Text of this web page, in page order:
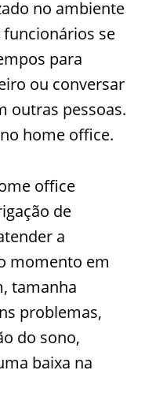
no ambiente
se
para
ou conversar
outras pessoas.
home office.
office
de
a
momento em
tamanha
problemas,
do sono,
baixa na